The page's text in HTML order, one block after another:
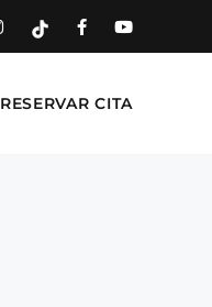
RESERVAR CITA